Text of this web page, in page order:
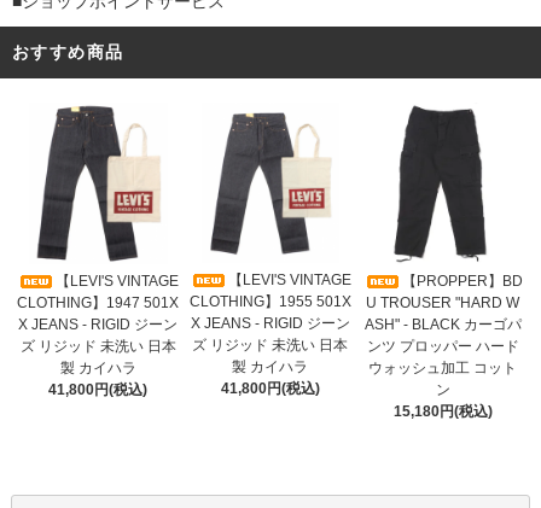
おすすめ商品
【LEVI'S VINTAGE
CLOTHING】1947 501X
X JEANS - RIGID ジーン
ズ リジッド 未洗い 日本
製 カイハラ
41,800円(税込)
【LEVI'S VINTAGE
CLOTHING】1955 501X
X JEANS - RIGID ジーン
ズ リジッド 未洗い 日本
製 カイハラ
41,800円(税込)
【PROPPER】BD
U TROUSER "HARD W
ASH" - BLACK カーゴパ
ンツ プロッパー ハード
ウォッシュ加工 コット
ン
15,180円(税込)